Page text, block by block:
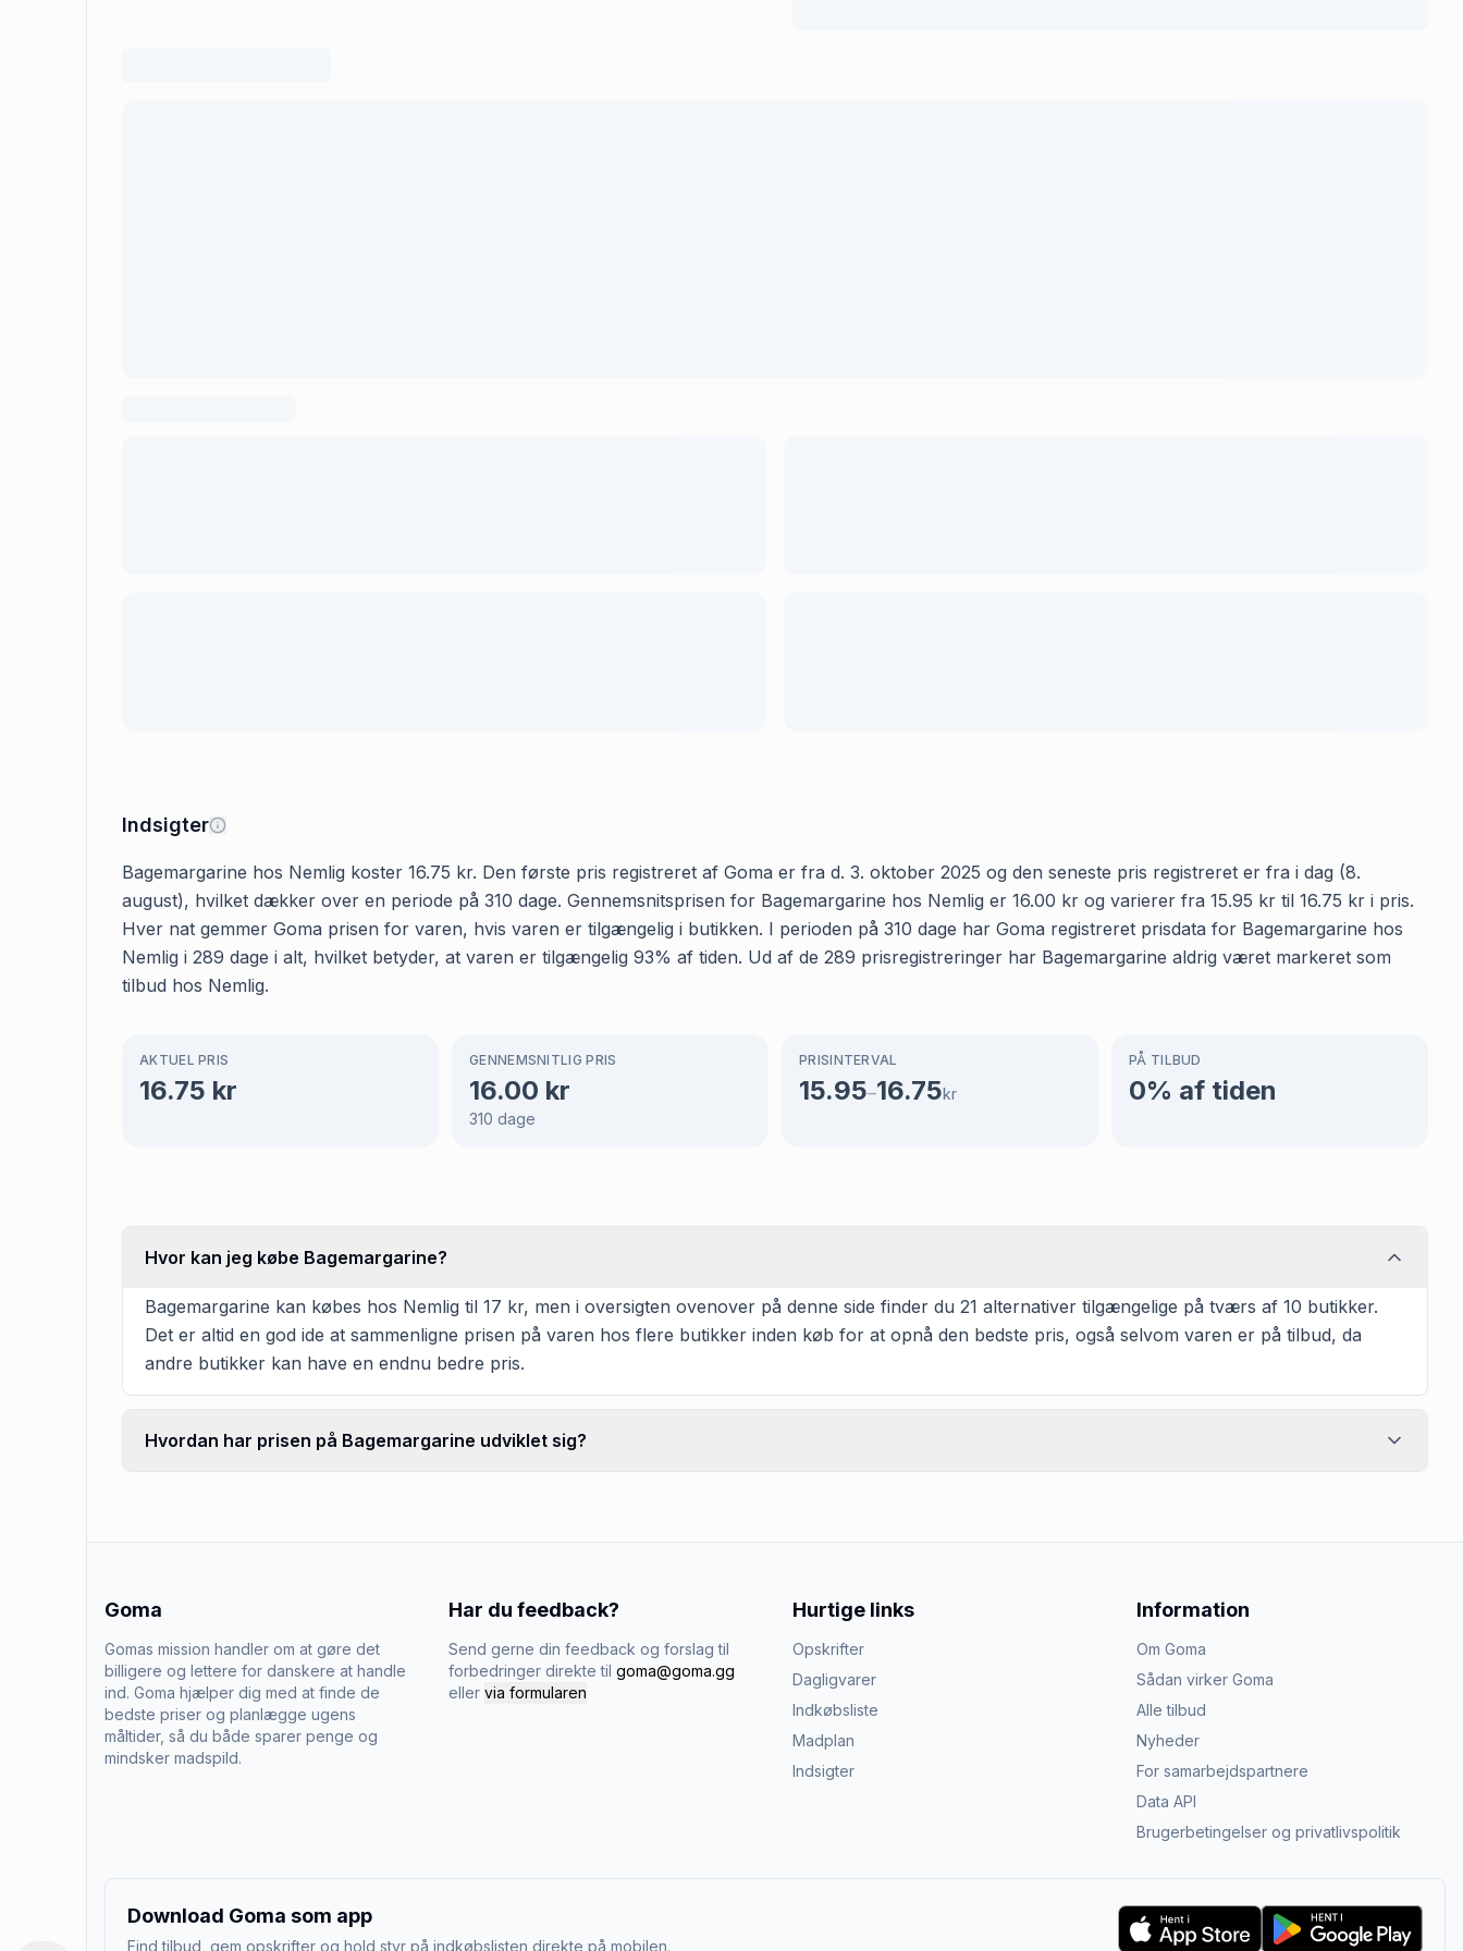
Indsigter
Bagemargarine hos Nemlig koster 16.75 kr. Den første pris registreret af Goma er fra d. 3. oktober 2025 og den seneste pris registreret er fra i dag (8.
august), hvilket dækker over en periode på 310 dage. Gennemsnitsprisen for Bagemargarine hos Nemlig er 16.00 kr og varierer fra 15.95 kr til 16.75 kr i pris.
Hver nat gemmer Goma prisen for varen, hvis varen er tilgængelig i butikken. I perioden på 310 dage har Goma registreret prisdata for Bagemargarine hos
Nemlig i 289 dage i alt, hvilket betyder, at varen er tilgængelig 93% af tiden. Ud af de 289 prisregistreringer har Bagemargarine aldrig været markeret som
tilbud hos Nemlig.
AKTUEL PRIS
16.75 kr
GENNEMSNITLIG PRIS
16.00 kr
310 dage
PRISINTERVAL
15.95–16.75kr
PÅ TILBUD
0% af tiden
Hvor kan jeg købe Bagemargarine?
Bagemargarine kan købes hos Nemlig til 17 kr, men i oversigten ovenover på denne side finder du 21 alternativer tilgængelige på tværs af 10 butikker.
Det er altid en god ide at sammenligne prisen på varen hos flere butikker inden køb for at opnå den bedste pris, også selvom varen er på tilbud, da
andre butikker kan have en endnu bedre pris.
Hvordan har prisen på Bagemargarine udviklet sig?
Goma
Gomas mission handler om at gøre det
billigere og lettere for danskere at handle
ind. Goma hjælper dig med at finde de
bedste priser og planlægge ugens
måltider, så du både sparer penge og
mindsker madspild.
Har du feedback?
Send gerne din feedback og forslag til
forbedringer direkte til goma@goma.gg
eller via formularen
Hurtige links
Opskrifter
Dagligvarer
Indkøbsliste
Madplan
Indsigter
Information
Om Goma
Sådan virker Goma
Alle tilbud
Nyheder
For samarbejdspartnere
Data API
Brugerbetingelser og privatlivspolitik
Download Goma som app
Find tilbud, gem opskrifter og hold styr på indkøbslisten direkte på mobilen.